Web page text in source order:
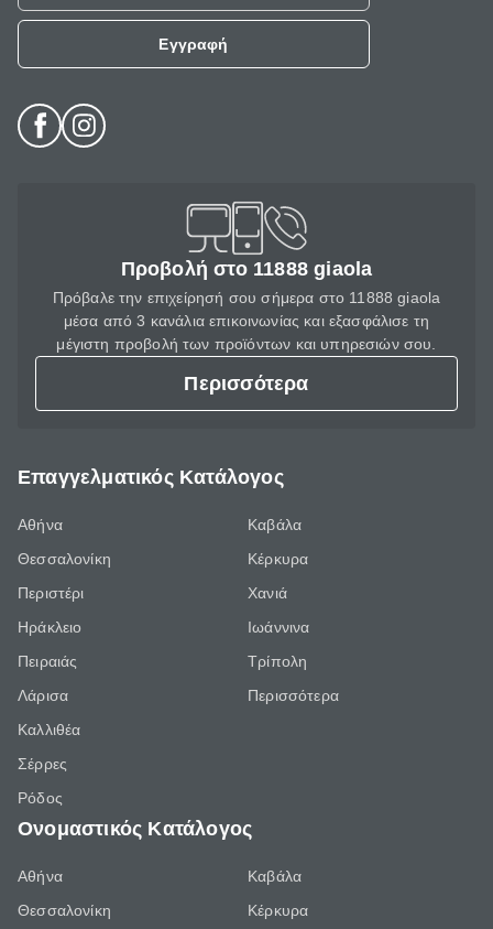
Εγγραφή
Προβολή στο 11888 giaola
Πρόβαλε την επιχείρησή σου σήμερα στο 11888 giaola
μέσα από 3 κανάλια επικοινωνίας και εξασφάλισε τη
μέγιστη προβολή των προϊόντων και υπηρεσιών σου.
Περισσότερα
Επαγγελματικός Κατάλογος
Αθήνα
Θεσσαλονίκη
Περιστέρι
Ηράκλειο
Πειραιάς
Λάρισα
Καλλιθέα
Σέρρες
Ρόδος
Καβάλα
Κέρκυρα
Χανιά
Ιωάννινα
Τρίπολη
Περισσότερα
Ονομαστικός Κατάλογος
Αθήνα
Θεσσαλονίκη
Καβάλα
Κέρκυρα